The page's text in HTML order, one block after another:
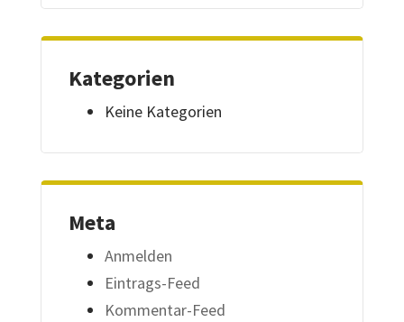
Kategorien
Keine Kategorien
Meta
Anmelden
Eintrags-Feed
Kommentar-Feed